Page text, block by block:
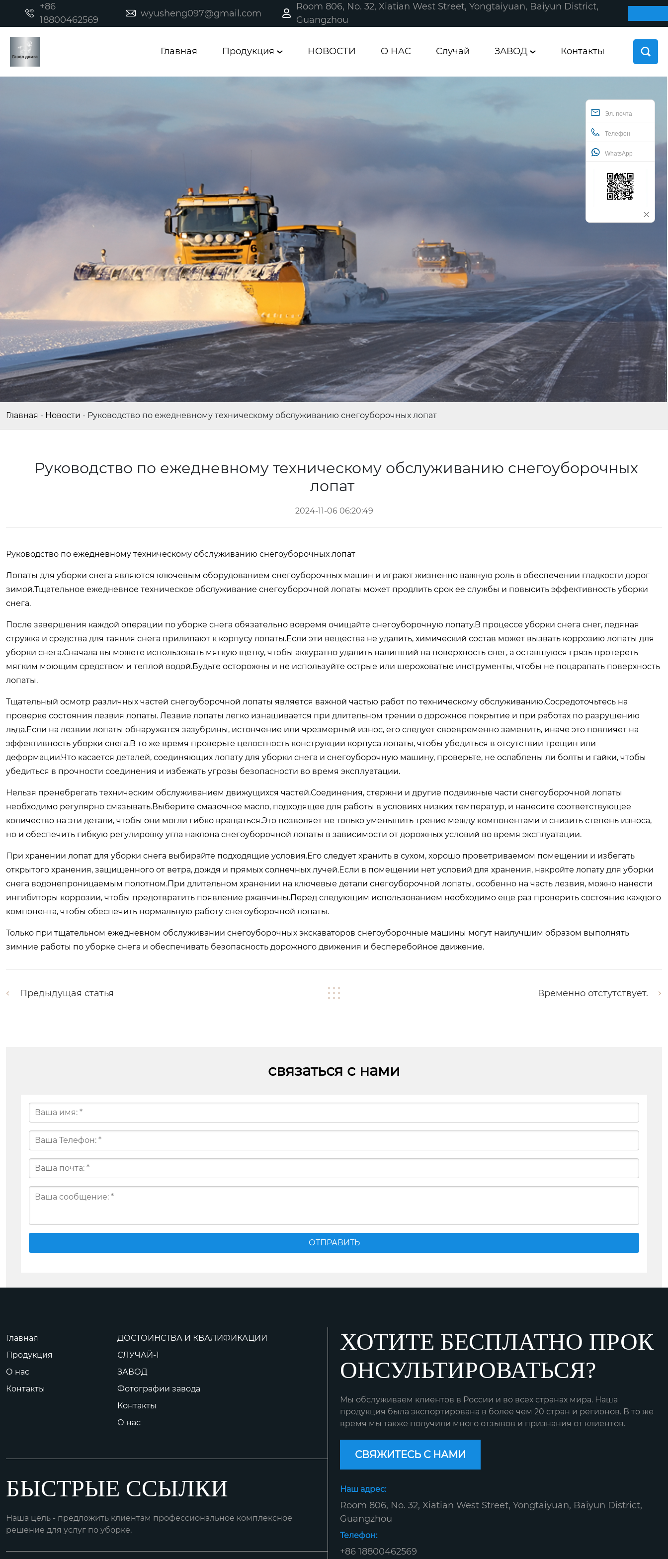

+86
18800462569
 wyusheng097@gmail.com 
Room 806, No. 32, Xiatian West Street, Yongtaiyuan, Baiyun District,
Guangzhou
Главная Продукция НОВОСТИ O HAC Случай ЗАВОД Контакты 
Эл. почта
Телефон
WhatsApp
Главная - Новости - Руководство по ежедневному техническому обслуживанию снегоуборочных лопат
Руководство по ежедневному техническому обслуживанию снегоуборочных
лопат
2024-11-06 06:20:49
Руководство по ежедневному техническому обслуживанию снегоуборочных лопат
Лопаты для уборки снега являются ключевым оборудованием снегоуборочных машин и играют жизненно важную роль в обеспечении гладкости дорог
зимой.Тщательное ежедневное техническое обслуживание снегоуборочной лопаты может продлить срок ее службы и повысить эффективность уборки
снега.
После завершения каждой операции по уборке снега обязательно вовремя очищайте снегоуборочную лопату.В процессе уборки снега снег, ледяная
стружка и средства для таяния снега прилипают к корпусу лопаты.Если эти вещества не удалить, химический состав может вызвать коррозию лопаты для
уборки снега.Сначала вы можете использовать мягкую щетку, чтобы аккуратно удалить налипший на поверхность снег, а оставшуюся грязь протереть
мягким моющим средством и теплой водой.Будьте осторожны и не используйте острые или шероховатые инструменты, чтобы не поцарапать поверхность
лопаты.
Тщательный осмотр различных частей снегоуборочной лопаты является важной частью работ по техническому обслуживанию.Сосредоточьтесь на
проверке состояния лезвия лопаты. Лезвие лопаты легко изнашивается при длительном трении о дорожное покрытие и при работах по разрушению
льда.Если на лезвии лопаты обнаружатся зазубрины, истончение или чрезмерный износ, его следует своевременно заменить, иначе это повлияет на
эффективность уборки снега.В то же время проверьте целостность конструкции корпуса лопаты, чтобы убедиться в отсутствии трещин или
деформации.Что касается деталей, соединяющих лопату для уборки снега и снегоуборочную машину, проверьте, не ослаблены ли болты и гайки, чтобы
убедиться в прочности соединения и избежать угрозы безопасности во время эксплуатации.
Нельзя пренебрегать техническим обслуживанием движущихся частей.Соединения, стержни и другие подвижные части снегоуборочной лопаты
необходимо регулярно смазывать.Выберите смазочное масло, подходящее для работы в условиях низких температур, и нанесите соответствующее
количество на эти детали, чтобы они могли гибко вращаться.Это позволяет не только уменьшить трение между компонентами и снизить степень износа,
но и обеспечить гибкую регулировку угла наклона снегоуборочной лопаты в зависимости от дорожных условий во время эксплуатации.
При хранении лопат для уборки снега выбирайте подходящие условия.Его следует хранить в сухом, хорошо проветриваемом помещении и избегать
открытого хранения, защищенного от ветра, дождя и прямых солнечных лучей.Если в помещении нет условий для хранения, накройте лопату для уборки
снега водонепроницаемым полотном.При длительном хранении на ключевые детали снегоуборочной лопаты, особенно на часть лезвия, можно нанести
ингибиторы коррозии, чтобы предотвратить появление ржавчины.Перед следующим использованием необходимо еще раз проверить состояние каждого
компонента, чтобы обеспечить нормальную работу снегоуборочной лопаты.
Только при тщательном ежедневном обслуживании снегоуборочных экскаваторов снегоуборочные машины могут наилучшим образом выполнять
зимние работы по уборке снега и обеспечивать безопасность дорожного движения и бесперебойное движение.
Предыдущая статья Временно отстутствует.
связаться с нами
Главная
Продукция
О нас
Контакты
ДОСТОИНСТВА И КВАЛИФИКАЦИИ
СЛУЧАЙ-1
ЗАВОД
Фотографии завода
Контакты
О нас
БЫСТРЫЕ ССЫЛКИ
Наша цель - предложить клиентам профессиональное комплексное
решение для услуг по уборке.
ХОТИТЕ БЕСПЛАТНО ПРОК
ОНСУЛЬТИРОВАТЬСЯ?
Мы обслуживаем клиентов в России и во всех странах мира. Наша
продукция была экспортирована в более чем 20 стран и регионов. В то же
время мы также получили много отзывов и признания от клиентов.
СВЯЖИТЕСЬ С НАМИ
Наш адрес:
Room 806, No. 32, Xiatian West Street, Yongtaiyuan, Baiyun District,
Guangzhou
Телефон:
+86 18800462569